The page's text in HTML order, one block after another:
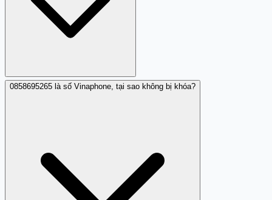
hoặc 'xác minh' tài khoản, cấu trúc câu kém tự nhiên
hoặc có lỗi chính tả, tuyên bố tài khoản bị khóa/giới hạn
để tạo áp lực. Techcombank sẽ KHÔNG bao giờ yêu cầu
Bạn có thể báo cáo 0858695265 lên: Tổng đài 156 (soạn
113 nếu bị thiệt hại. Đồng thời chia sẻ cảnh báo trên
Trang Trắng (trangtrang.com) để bảo vệ cộng đồng.
0858695265 là số Vinaphone, tại sao không bị khóa?